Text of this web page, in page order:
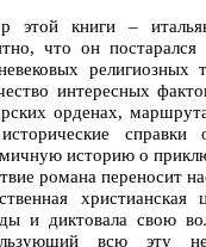
этой книги –
что он постарался
интересных
орденах,
историю о
романа переносит
и диктовала свою
всю эту